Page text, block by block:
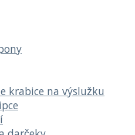
krabice na výslužku